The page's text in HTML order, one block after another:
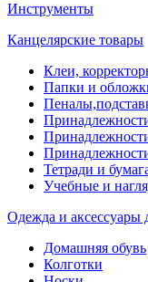
Инструменты
Канцелярские товары
Клеи,
Папки и
Тетради и
Учебные и
Одежда и аксессуары
Домашняя обувь
Колготки